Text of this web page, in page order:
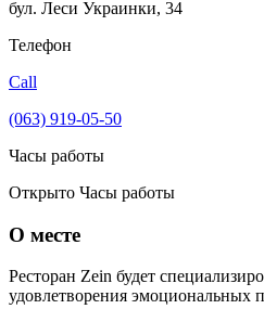
бул. Леси Украинки, 34
Телефон
Call
(063) 919-05-50
Часы работы
Открыто Часы работы
О месте
Ресторан Zein будет
удовлетворения эмоциональных